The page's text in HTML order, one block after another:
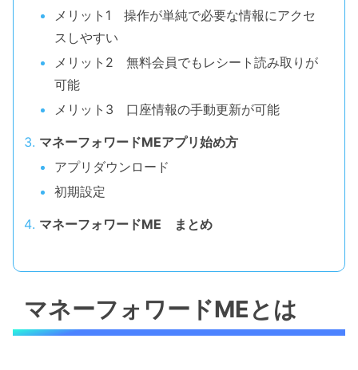
メリット1 操作が単純で必要な情報にアクセ
スしやすい
メリット2 無料会員でもレシート読み取りが
可能
メリット3 口座情報の手動更新が可能
マネーフォワードMEアプリ始め方
アプリダウンロード
初期設定
マネーフォワードME まとめ
マネーフォワードMEとは